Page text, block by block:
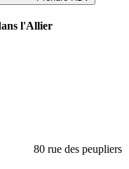
l'Allier
80 rue des peupliers